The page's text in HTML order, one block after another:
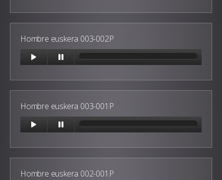
Hombre euskera 003-002P
Hombre euskera 003-001P
Hombre euskera 002-001P